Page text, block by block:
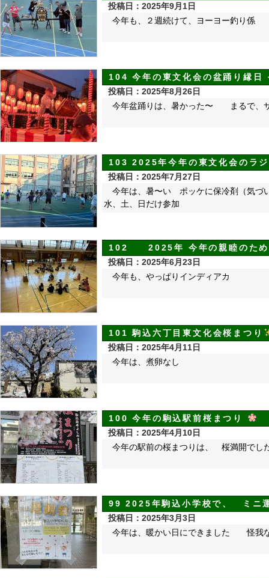
投稿日：2025年9月1日
今年も、２週続けて、ヨーヨー釣り係
104 今年の東文化会の盆踊り縁
投稿日：2025年8月26日
今年盆踊りは、暑かった〜 まるで、
103 2025年今年の東文化会のラ
投稿日：2025年7月27日
今年は、暑〜い ポッケに保冷剤（気づ
水、土、日だけ参加
102 2025年 今年の親睦の
投稿日：2025年6月23日
今年も、やっぱりインディアカ
101 駒込六丁目東文化会桜まつり
投稿日：2025年4月11日
今年は、煮卵なし
100 今年の駒込駅前桜まつり
投稿日：2025年4月10日
今年の駅前の桜まつりは、 桜満開でし
99 2025年駒込小学校で、 ミニ
投稿日：2025年3月3日
今年は、暖かい日にできました 怪我